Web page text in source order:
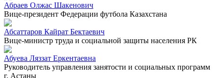
Абраев Олжас Шакенович
Вице-президент Федерации футбола Казахстана
Абсаттаров Кайрат Бектаевич
Вице-министр труда и социальной защиты населения РК
Абуева Ляззат Еркентаевна
Руководитель управления занятости и социальных программ
г. Астаны